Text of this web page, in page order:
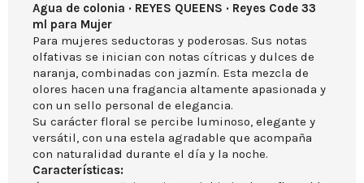
Agua de colonia · REYES QUEENS · Reyes Code 33
ml para Mujer
Para mujeres seductoras y poderosas. Sus notas
olfativas se inician con notas cítricas y dulces de
naranja, combinadas con jazmín. Esta mezcla de
olores hacen una fragancia altamente apasionada y
con un sello personal de elegancia.
Su carácter floral se percibe luminoso, elegante y
versátil, con una estela agradable que acompaña
con naturalidad durante el día y la noche.
Características: